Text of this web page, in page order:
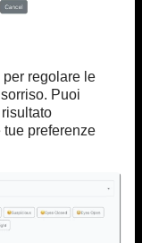
regolare le
Puoi
preferenze